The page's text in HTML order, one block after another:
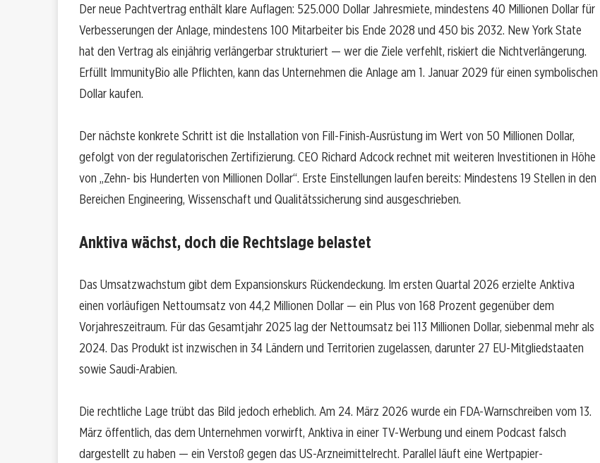
Der neue Pachtvertrag enthält klare Auflagen: 525.000 Dollar Jahresmiete, mindestens 40 Millionen Dollar für
Verbesserungen der Anlage, mindestens 100 Mitarbeiter bis Ende 2028 und 450 bis 2032. New York State
hat den Vertrag als einjährig verlängerbar strukturiert — wer die Ziele verfehlt, riskiert die Nichtverlängerung.
Erfüllt ImmunityBio alle Pflichten, kann das Unternehmen die Anlage am 1. Januar 2029 für einen symbolischen
Dollar kaufen.
Der nächste konkrete Schritt ist die Installation von Fill-Finish-Ausrüstung im Wert von 50 Millionen Dollar,
gefolgt von der regulatorischen Zertifizierung. CEO Richard Adcock rechnet mit weiteren Investitionen in Höhe
von „Zehn- bis Hunderten von Millionen Dollar“. Erste Einstellungen laufen bereits: Mindestens 19 Stellen in den
Bereichen Engineering, Wissenschaft und Qualitätssicherung sind ausgeschrieben.
Anktiva wächst, doch die Rechtslage belastet
Das Umsatzwachstum gibt dem Expansionskurs Rückendeckung. Im ersten Quartal 2026 erzielte Anktiva
einen vorläufigen Nettoumsatz von 44,2 Millionen Dollar — ein Plus von 168 Prozent gegenüber dem
Vorjahreszeitraum. Für das Gesamtjahr 2025 lag der Nettoumsatz bei 113 Millionen Dollar, siebenmal mehr als
2024. Das Produkt ist inzwischen in 34 Ländern und Territorien zugelassen, darunter 27 EU-Mitgliedstaaten
sowie Saudi-Arabien.
Die rechtliche Lage trübt das Bild jedoch erheblich. Am 24. März 2026 wurde ein FDA-Warnschreiben vom 13.
März öffentlich, das dem Unternehmen vorwirft, Anktiva in einer TV-Werbung und einem Podcast falsch
dargestellt zu haben — ein Verstoß gegen das US-Arzneimittelrecht. Parallel läuft eine Wertpapier-